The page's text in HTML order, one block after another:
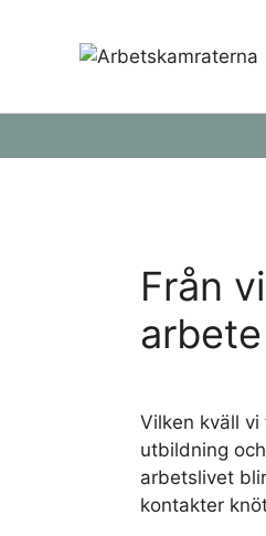
Från
Vilken kväll
utbildning
arbetslivet
kontakter